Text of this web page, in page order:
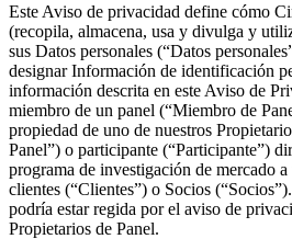
Este Aviso de privacidad define cómo
(recopila, almacena, usa y divulga y
sus Datos personales (“Datos
designar Información de identificación
información descrita en este Aviso de
miembro de un panel (“Miembro de
propiedad de uno de nuestros
Panel”) o participante (“Participante”)
programa de investigación de mercado
clientes (“Clientes”) o Socios
podría estar regida por el aviso de
Propietarios de Panel.